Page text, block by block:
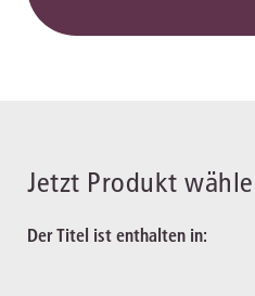
Jetzt Produkt
Der Titel ist enthalten in: